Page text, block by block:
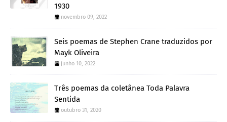
1930
novembro 09, 2022
Seis poemas de Stephen Crane traduzidos por
Mayk Oliveira
junho 10, 2022
Três poemas da coletânea Toda Palavra
Sentida
outubro 31, 2020